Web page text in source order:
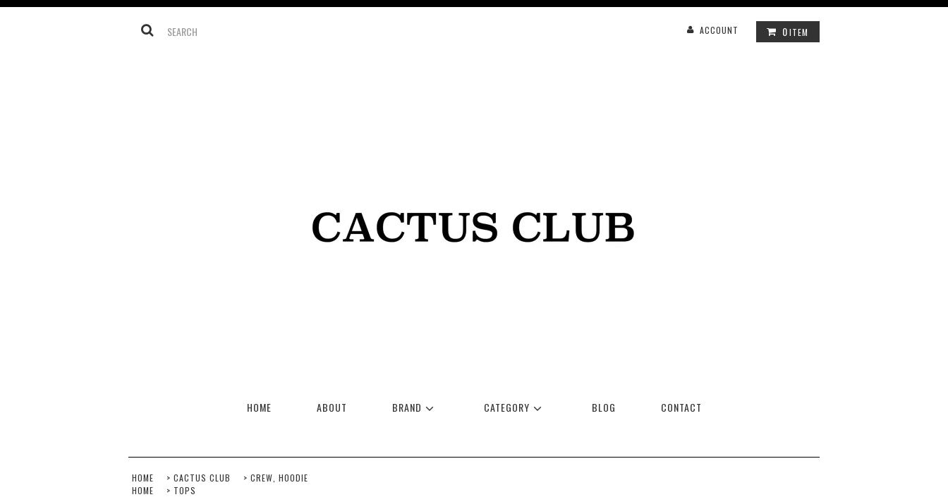
ACCOUNT 0ITEM
HOME ABOUT BRAND CATEGORY BLOG CONTACT
HOME > CACTUS CLUB > CREW, HOODIE
HOME
> TOPS